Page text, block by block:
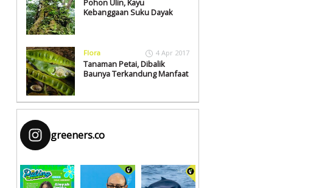
Pohon Ulin, Kayu
Kebanggaan Suku Dayak
Flora 4 Apr 2017
Tanaman Petai, Dibalik
Baunya Terkandung Manfaat
greeners.co